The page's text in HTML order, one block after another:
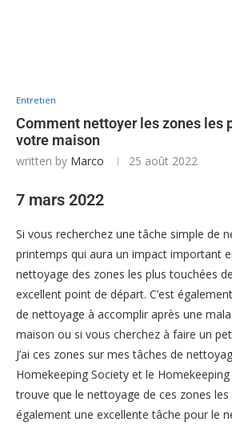
Entretien
Comment nettoyer les zones les
votre maison
written by Marco 25 août 2022
7 mars 2022
Si vous recherchez une tâche simple de
printemps qui aura un impact important
nettoyage des zones les plus touchées
excellent point de départ. C’est
de nettoyage à accomplir après une
maison ou si vous cherchez à faire un
J’ai ces zones sur mes tâches de
Homekeeping Society et le
trouve que le nettoyage de ces zones
également une excellente tâche pour le